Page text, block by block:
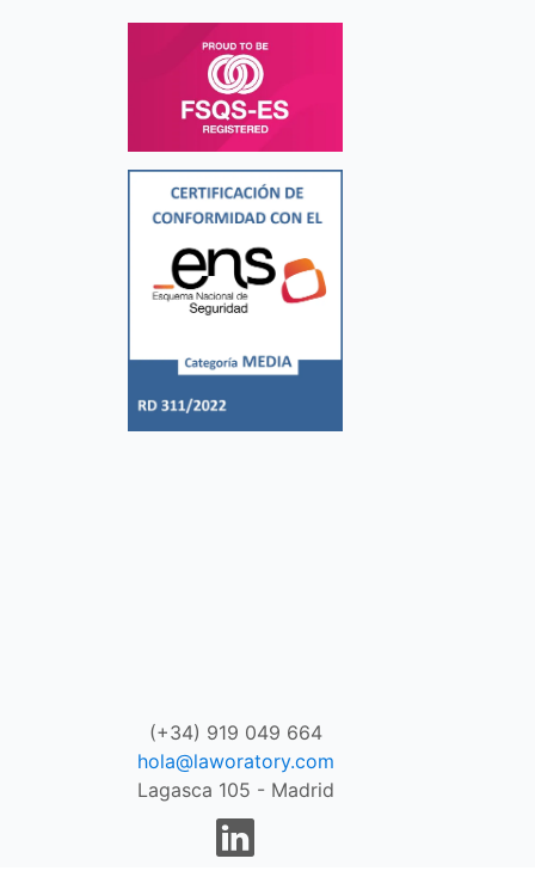
(+34) 919 049 664
hola@laworatory.com
Lagasca 105 - Madrid